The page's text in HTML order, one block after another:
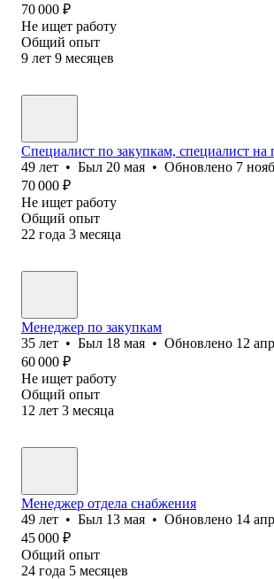
70 000 ₽
Не ищет работу
Общий опыт
9 лет 9 месяцев
Специалист по закупкам, специалист на
49 лет • Был 20 мая • Обновлено 7
70 000 ₽
Не ищет работу
Общий опыт
22 года 3 месяца
Менеджер по закупкам
35 лет • Был 18 мая • Обновлено 12
60 000 ₽
Не ищет работу
Общий опыт
12 лет 3 месяца
Менеджер отдела снабжения
49 лет • Был 13 мая • Обновлено 14
45 000 ₽
Общий опыт
24 года 5 месяцев